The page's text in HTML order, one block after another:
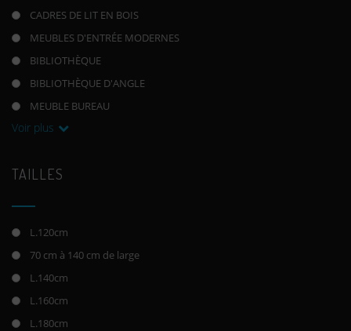
CADRES DE LIT EN BOIS
MEUBLES D'ENTRÉE MODERNES
BIBLIOTHÈQUE
BIBLIOTHÈQUE D'ANGLE
MEUBLE BUREAU
Voir plus
TAILLES
L.120cm
70 cm à 140 cm de large
L.140cm
L.160cm
L.180cm